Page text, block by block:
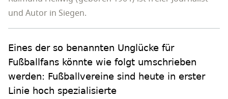
und Autor in Siegen.
Eines der so benannten Unglücke für
Fußballfans könnte wie folgt umschrieben
werden: Fußballvereine sind heute in erster
Linie hoch spezialisierte